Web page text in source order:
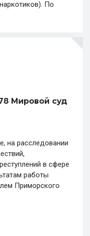
По
Мировой суд
на расследовании
в сфере
работы
Приморского